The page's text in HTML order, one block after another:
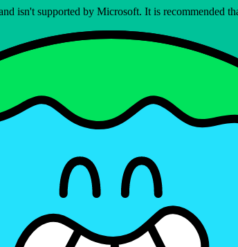
isn't supported by Microsoft. It is recommended